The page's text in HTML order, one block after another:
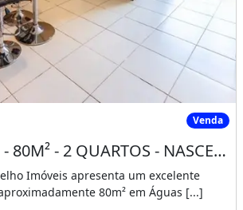
do apartamento:
- 80M² - 2 QUARTOS - NASCENTE
Venda
NOTRE DAME - 80M² - 2 QUARTOS - NASCENTE - LAZER COMPLETO - ÁGUAS CLARAS
Imóveis apresenta um excelente
80m² em Águas [...]